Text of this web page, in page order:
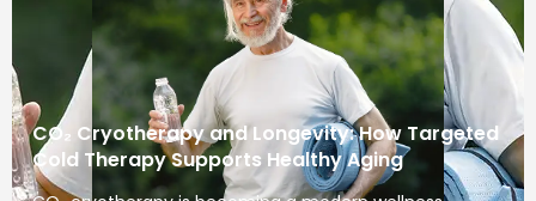
CO₂ Cryotherapy and Longevity: How Targeted
Cold Therapy Supports Healthy Aging